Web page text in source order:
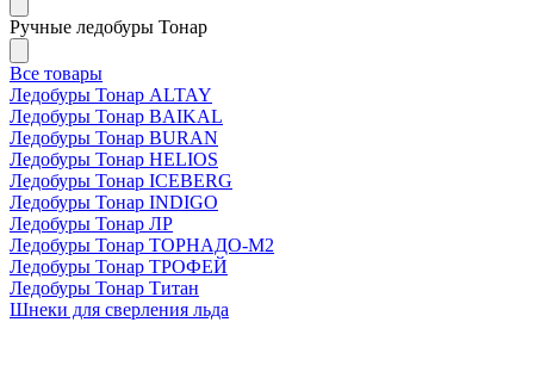
Ручные ледобуры Тонар
Все товары
Ледобуры Тонар ALTAY
Ледобуры Тонар BAIKAL
Ледобуры Тонар BURAN
Ледобуры Тонар HELIOS
Ледобуры Тонар ICEBERG
Ледобуры Тонар INDIGO
Ледобуры Тонар ЛР
Ледобуры Тонар ТОРНАДО-М2
Ледобуры Тонар ТРОФЕЙ
Ледобуры Тонар Титан
Шнеки для сверления льда